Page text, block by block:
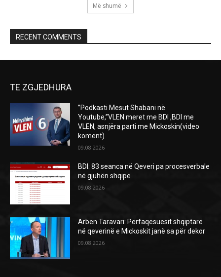
Më shumë
RECENT COMMENTS
TE ZGJEDHURA
”Podkasti Mesut Shabani në
Youtube,”VLEN meret me BDI ,BDI me
VLEN, asnjëra parti me Mickoskin(video
koment)
09.08.2026
BDI: 83 seanca në Qeveri pa procesverbale
në gjuhën shqipe
09.08.2026
Arben Taravari: Përfaqësuesit shqiptarë
në qeverinë e Mickoskit janë sa për dekor
09.08.2026